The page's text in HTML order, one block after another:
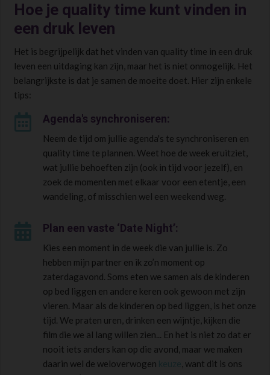
Hoe je quality time kunt vinden in
een druk leven
Het is begrijpelijk dat het vinden van quality time in een druk
leven een uitdaging kan zijn, maar het is niet onmogelijk. Het
belangrijkste is dat je samen de moeite doet. Hier zijn enkele
tips:
Agenda's synchroniseren:
Neem de tijd om jullie agenda's te synchroniseren en
quality time te plannen. Weet hoe de week eruitziet,
wat jullie behoeften zijn (ook in tijd voor jezelf), en
zoek de momenten met elkaar voor een etentje, een
wandeling, of misschien wel een weekend weg.
Plan een vaste ‘Date Night’:
Kies een moment in de week die van jullie is. Zo
hebben mijn partner en ik zo’n moment op
zaterdagavond. Soms eten we samen als de kinderen
op bed liggen en andere keren ook gewoon met zijn
vieren. Maar als de kinderen op bed liggen, is het onze
tijd. We praten uren, drinken een wijntje, kijken die
film die we al lang willen zien... En het is niet zo dat er
nooit iets anders kan op die avond, maar we maken
daarin wel de weloverwogen
, want dit is ons